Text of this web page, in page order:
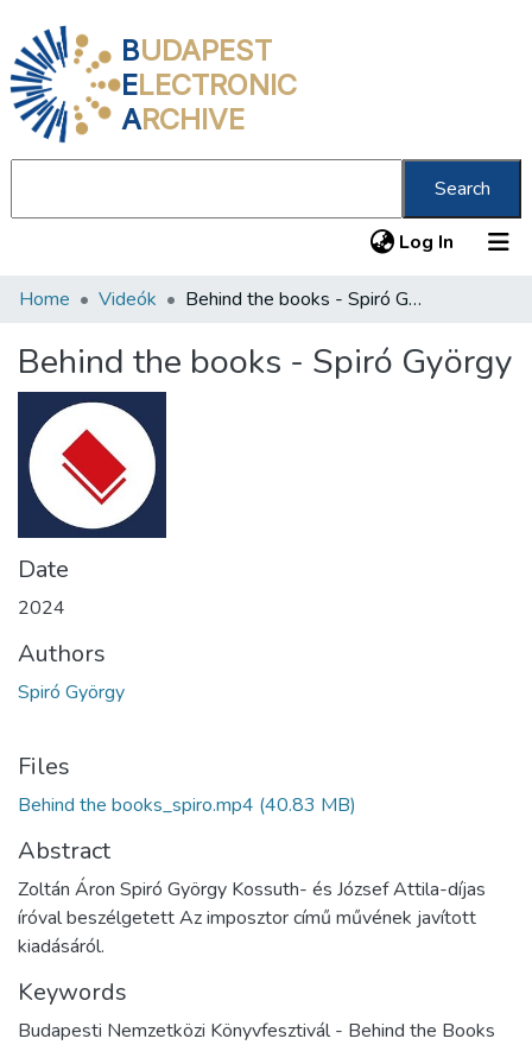
BUDAPEST
ELECTRONIC
ARCHIVE
Search
Log In (current)
Communities & Collections
All of DSpace
Statistics
About us
Home Videók Behind the books - Spiró György
Behind the books - Spiró György
Date
2024
Authors
Spiró György
Files
Behind the books_spiro.mp4 (40.83 MB)
Abstract
Zoltán Áron Spiró György Kossuth- és József Attila-díjas
íróval beszélgetett Az imposztor című művének javított
kiadásáról.
Keywords
Budapesti Nemzetközi Könyvfesztivál - Behind the Books